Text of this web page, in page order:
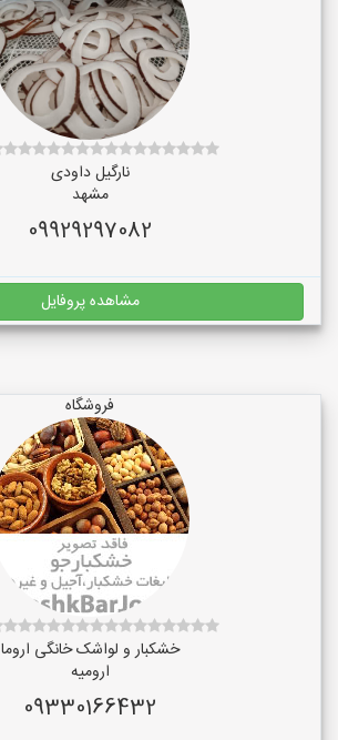
نارگیل داودی
مشهد
09929297082
مشاهده پروفایل
فروشگاه
خشکبار و لواشک خانگی اروما
ارومیه
09330166432